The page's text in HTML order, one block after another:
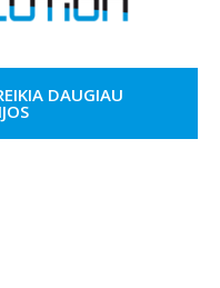
DAUGIAU